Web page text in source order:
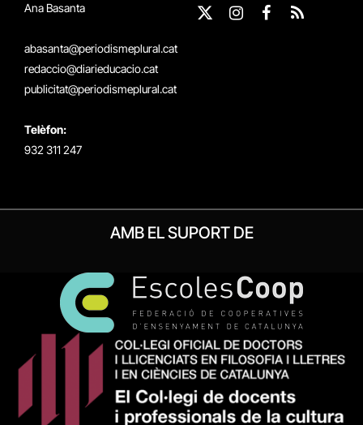
Ana Basanta
abasanta@periodismeplural.cat
redaccio@diarieducacio.cat
publicitat@periodismeplural.cat
Telèfon:
932 311 247
X
Instagram
Facebook
RSS
AMB EL SUPORT DE